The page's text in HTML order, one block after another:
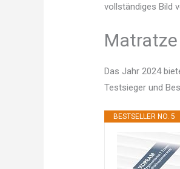
vollständiges Bild
Das Jahr 2024
Testsieger und
BESTSELLER NO. 5